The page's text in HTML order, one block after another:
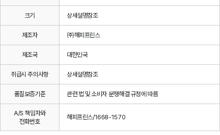
크기 상세설명참조
제조자 ㈜해피프린스
제조국 대한민국
취급시 주의사항 상세설명참조
품질보증기준 관련 법 및 소비자 분쟁해결 규정에 따름
A/S 책임자와
전화번호
해피프린스/1668-1570